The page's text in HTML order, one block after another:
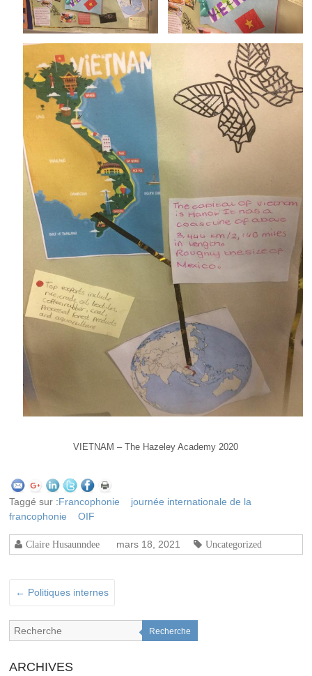
VIETNAM – The Hazeley Academy 2020
Taggé sur :Francophonie
journée internationale de la
francophonie
OIF
Claire Husaunndee mars 18, 2021 Uncategorized
← Politiques internes
Recherche
ARCHIVES